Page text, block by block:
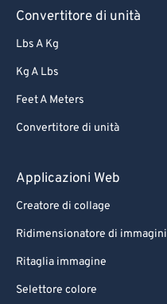
Convertitore di unità
Lbs A Kg
Kg A Lbs
Feet A Meters
Convertitore di unità
Applicazioni Web
Creatore di collage
Ridimensionatore di immagini
Ritaglia immagine
Selettore colore